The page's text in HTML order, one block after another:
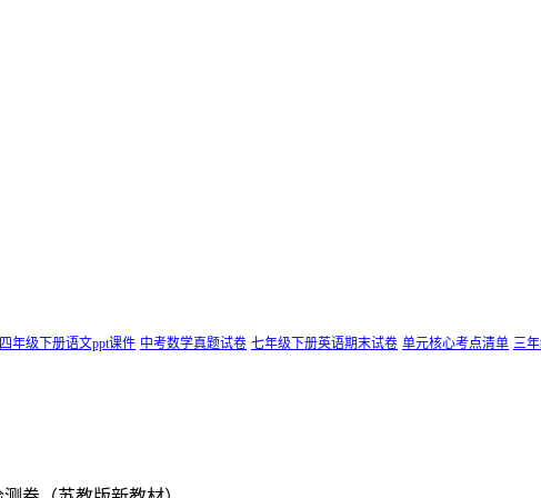
四年级下册语文ppt课件 中考数学真题试卷 七年级下册英语期末试卷 单元核心考点清单 三